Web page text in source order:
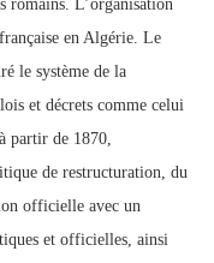
romains. L’organisation
en Algérie. Le
le système de la
et décrets comme celui
partir de 1870,
de restructuration, du
officielle avec un
et officielles, ainsi